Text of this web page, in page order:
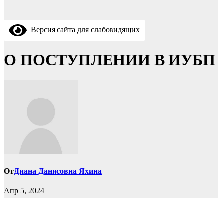
Версия сайта для слабовидящих
О ПОСТУПЛЕНИИ В ИУБП
ОтДиана Данисовна Яхина
Апр 5, 2024